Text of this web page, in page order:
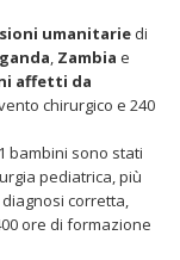
umanitarie di
, Zambia e
affetti da
chirurgico e 240
bambini sono stati
pediatrica, più
corretta,
ore di formazione
2026 – “Jannacci…
per festeggiare i
di Fondazione TOG
e 19 dicembre 2026 –
benefico per
Cardinal Ferrari